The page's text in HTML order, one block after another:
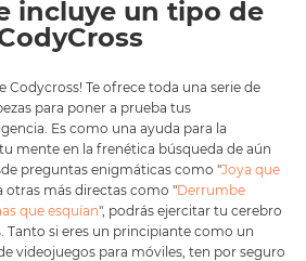
incluye un tipo de
Codycross! Te ofrece toda una serie de
para poner a prueba tus
Es como una ayuda para la
mente en la frenética búsqueda de aún
preguntas enigmáticas como "Joya que
otras más directas como "Derrumbe
que esquían", podrás ejercitar tu cerebro
Tanto si eres un principiante como un
videojuegos para móviles, ten por seguro